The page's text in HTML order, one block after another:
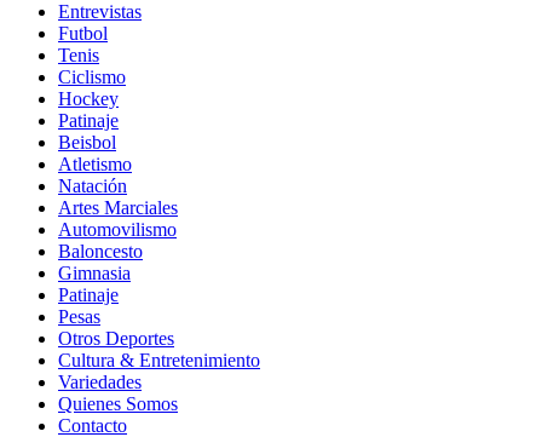
Entrevistas
Futbol
Tenis
Ciclismo
Hockey
Patinaje
Beisbol
Atletismo
Natación
Artes Marciales
Automovilismo
Baloncesto
Gimnasia
Patinaje
Pesas
Otros Deportes
Cultura & Entretenimiento
Variedades
Quienes Somos
Contacto